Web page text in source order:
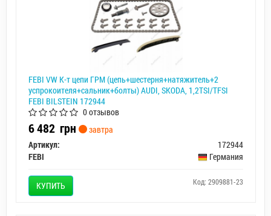
FEBI VW К-т цепи ГРМ (цепь+шестерня+натяжитель+2
успрокоителя+сальник+болты) AUDI, SKODA, 1,2TSI/TFSI
FEBI BILSTEIN 172944
0 отзывов
6 482 грн
завтра
Артикул:
172944
FEBI
Германия
КУПИТЬ Код: 2909881-23